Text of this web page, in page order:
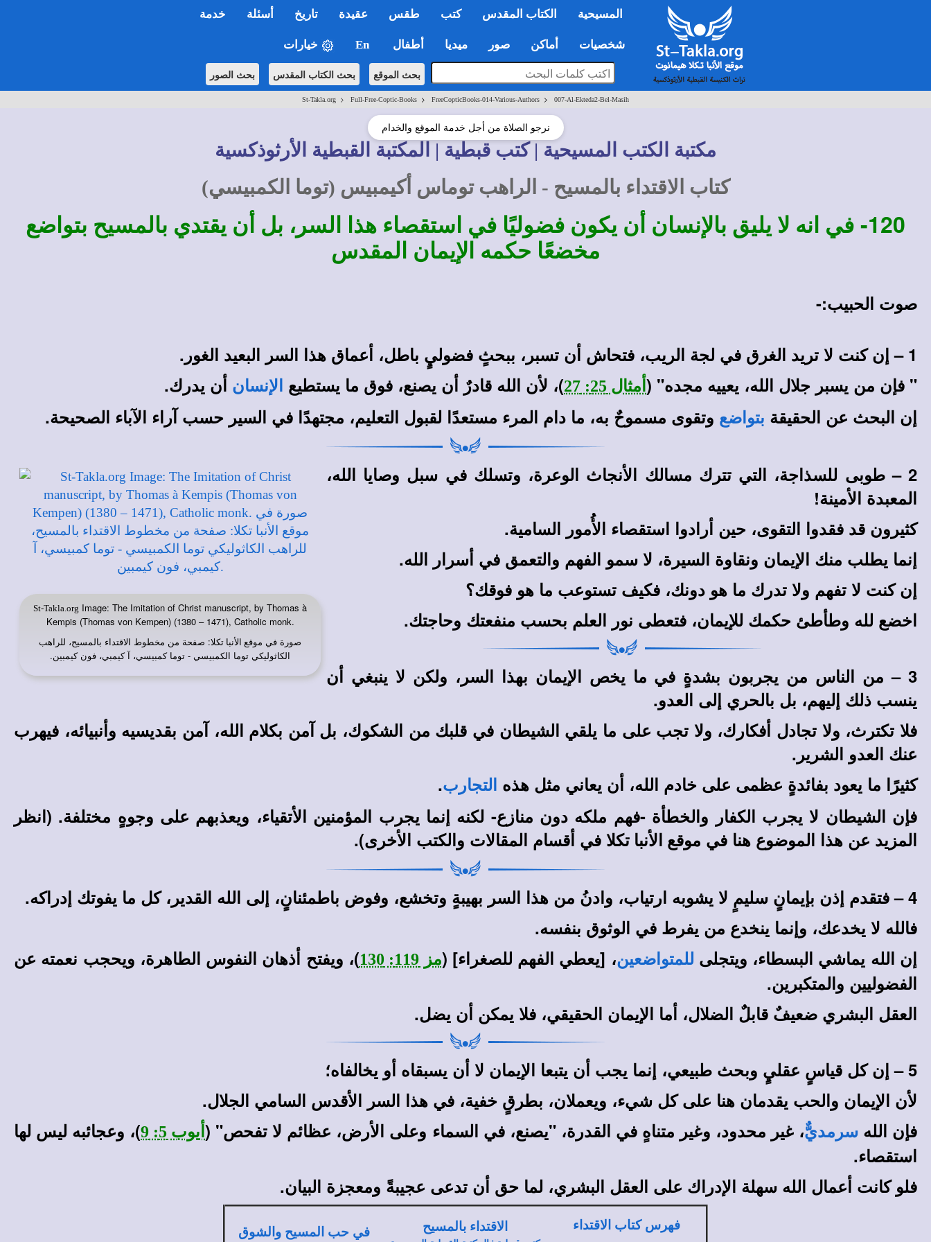
المسيحية الكتاب المقدس كتب طقس عقيدة تاريخ أسئلة خدمة
شخصيات أماكن صور ميديا أطفال En خيارات
بحث الموقع بحث الكتاب المقدس بحث الصور
St-Takla.org > Full-Free-Coptic-Books > FreeCopticBooks-014-Various-Authors > 007-Al-Ekteda2-Bel-Masih
نرجو الصلاة من أجل خدمة الموقع والخدام
مكتبة الكتب المسيحية | كتب قبطية | المكتبة القبطية الأرثوذكسية
كتاب الاقتداء بالمسيح - الراهب توماس أكيمبيس (توما الكمبيسي)
120-
في انه لا يليق بالإنسان أن يكون فضوليًا في استقصاء هذا السر، بل أن يقتدي بالمسيح بتواضع
مخضعًا حكمه الإيمان المقدس
صوت الحبيب:-
1 – إن كنت لا تريد الغرق في لجة الريب، فتحاش أن تسبر، ببحثٍ فضوليٍ باطل، أعماق هذا السر البعيد الغور.
" فإن من يسبر جلال الله، يعييه مجده" ( أمثال 25: 27 )، لأن الله قادرٌ أن يصنع، فوق ما يستطيع الإنسان أن يدرك.
إن البحث عن الحقيقة بتواضع وتقوى مسموحٌ به، ما دام المرء مستعدًا لقبول التعليم، مجتهدًا في السير حسب آراء الآباء الصحيحة.
St-Takla.org Image: The Imitation of Christ manuscript, by Thomas à
Kempis (Thomas von Kempen) (1380 – 1471), Catholic monk.
صورة في موقع الأنبا تكلا: صفحة من مخطوط الاقتداء بالمسيح، للراهب
الكاثوليكي توما الكمبيسي - توما كمبيسي، آ كيمبي، فون كيمبين.
2 – طوبى للسذاجة، التي تترك مسالك الأنجاث الوعرة، وتسلك في سبل وصايا الله،
المعبدة الأمينة!
كثيرون قد فقدوا التقوى، حين أرادوا استقصاء الأُمور السامية.
إنما يطلب منك الإيمان ونقاوة السيرة، لا سمو الفهم والتعمق في أسرار الله.
إن كنت لا تفهم ولا تدرك ما هو دونك، فكيف تستوعب ما هو فوقك؟
اخضع لله وطأطئ حكمك للإيمان، فتعطى نور العلم بحسب منفعتك وحاجتك.
3 – من الناس من يجربون بشدةٍ في ما يخص الإيمان بهذا السر، ولكن لا ينبغي أن
ينسب ذلك إليهم، بل بالحري إلى العدو.
فلا تكترث، ولا تجادل أفكارك، ولا تجب على ما يلقي الشيطان في قلبك من الشكوك، بل آمن بكلام الله، آمن بقديسيه وأنبيائه، فيهرب
عنك العدو الشرير.
كثيرًا ما يعود بفائدةٍ عظمى على خادم الله، أن يعاني مثل هذه
التجارب.
فإن الشيطان لا يجرب الكفار والخطأة -فهم ملكه دون منازع- لكنه إنما يجرب المؤمنين الأتقياء، ويعذبهم على وجوهٍ مختلفة. (انظر
المزيد عن هذا الموضوع هنا في موقع الأنبا تكلا في أقسام المقالات والكتب الأخرى).
4 – فتقدم إذن بإيمانٍ سليمٍ لا يشوبه ارتياب، وادنُ من هذا السر بهيبةٍ وتخشع، وفوض باطمئنانٍ، إلى الله القدير، كل ما يفوتك إدراكه.
فالله لا يخدعك، وإنما ينخدع من يفرط في الوثوق بنفسه.
إن الله يماشي البسطاء، ويتجلى للمتواضعين، [يعطي الفهم للصغراء] (مز 119: 130
)، ويفتح أذهان النفوس الطاهرة، ويحجب نعمته عن
الفضوليين والمتكبرين.
العقل البشري ضعيفٌ قابلٌ الضلال، أما الإيمان الحقيقي، فلا يمكن أن يضل.
5 – إن كل قياسٍ عقليٍ وبحث طبيعي، إنما يجب أن يتبعا الإيمان لا أن يسبقاه أو يخالفاه؛
لأن الإيمان والحب يقدمان هنا على كل شيء، ويعملان، بطرقٍ خفية، في هذا السر الأقدس السامي الجلال.
فإن اللهسرمديٌّ، غير محدود، وغير متناهٍ في القدرة، "يصنع، في السماء وعلى الأرض، عظائم لا تفحص" (أيوب 5: 9
)، وعجائبه ليس لها
استقصاء.
فلو كانت أعمال الله سهلة الإدراك على العقل البشري، لما حق أن تدعى عجيبةً ومعجزة البيان.
فهرس كتاب الاقتداء
الاقتداء بالمسيح في حب المسيح والشوق